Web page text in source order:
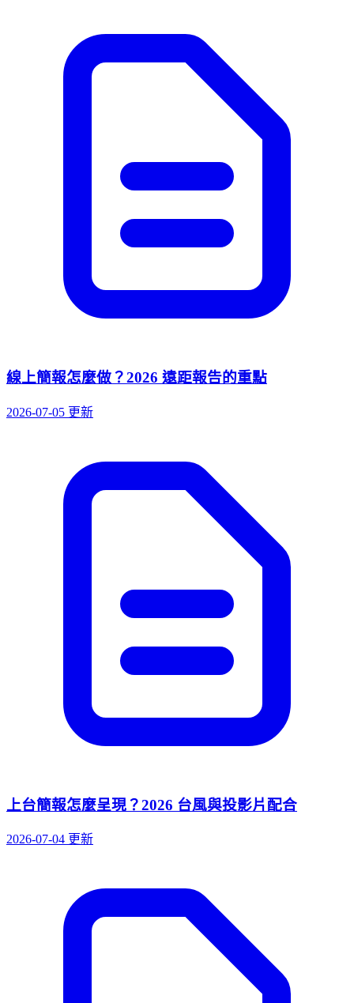
線上簡報怎麼做？2026 遠距報告的重點
2026-07-05 更新
上台簡報怎麼呈現？2026 台風與投影片配合
2026-07-04 更新